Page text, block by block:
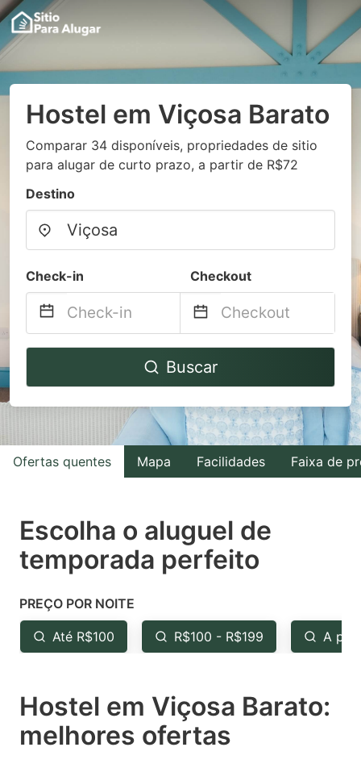
Hostel em Viçosa Barato
Comparar 34 disponíveis, propriedades de sitio
para alugar de curto prazo, a partir de R$72
Destino
Check-in Checkout
Navigate
to
with
the
select
a
Press
the
question
key
to
Navigate
to
interact
with
the
select
a
the
question
key
to
Buscar
Ofertas quentes Mapa Facilidades Faixa de
Escolha o aluguel de
temporada perfeito
PREÇO POR NOITE
Até R$100 R$100 - R$199 A
Hostel em Viçosa Barato:
melhores ofertas